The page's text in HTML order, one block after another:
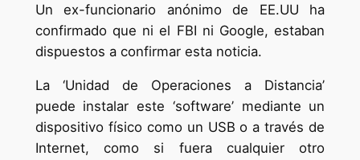
Un ex-funcionario anónimo de EE.UU ha
confirmado que ni el FBI ni Google, estaban
dispuestos a confirmar esta noticia.
La ‘Unidad de Operaciones a Distancia’
puede instalar este ‘software’ mediante un
dispositivo físico como un USB o a través de
Internet, como si fuera cualquier otro